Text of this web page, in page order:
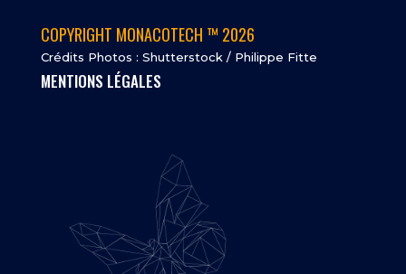
COPYRIGHT MONACOTECH ™ 2026
Crédits Photos : Shutterstock / Philippe Fitte
MENTIONS LÉGALES